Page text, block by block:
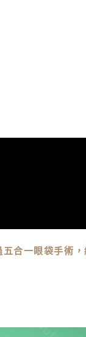
合一眼袋手術